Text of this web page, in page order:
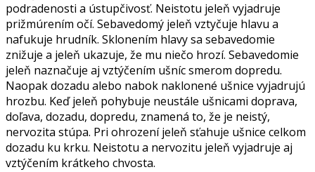
podradenosti a ústupčivosť. Neistotu jeleň vyjadruje
prižmúrením očí. Sebavedomý jeleň vztyčuje hlavu a
nafukuje hrudník. Sklonením hlavy sa sebavedomie
znižuje a jeleň ukazuje, že mu niečo hrozí. Sebavedomie
jeleň naznačuje aj vztýčením ušníc smerom dopredu.
Naopak dozadu alebo nabok naklonené ušnice vyjadrujú
hrozbu. Keď jeleň pohybuje neustále ušnicami doprava,
doľava, dozadu, dopredu, znamená to, že je neistý,
nervozita stúpa. Pri ohrození jeleň sťahuje ušnice celkom
dozadu ku krku. Neistotu a nervozitu jeleň vyjadruje aj
vztýčením krátkeho chvosta.